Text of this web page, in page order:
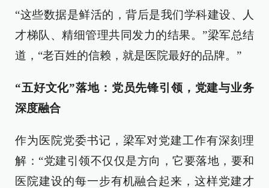
“这些数据是鲜活的，背后是我们学科建设、人
才梯队、精细管理共同发力的结果。”梁军总结
道，“老百姓的信赖，就是医院最好的品牌。”
“五好文化”落地：党员先锋引领，党建与业务
深度融合
作为医院党委书记，梁军对党建工作有深刻理
解：“党建引领不仅仅是方向，它要落地，要和
医院建设的每一步有机融合起来，这样党建才